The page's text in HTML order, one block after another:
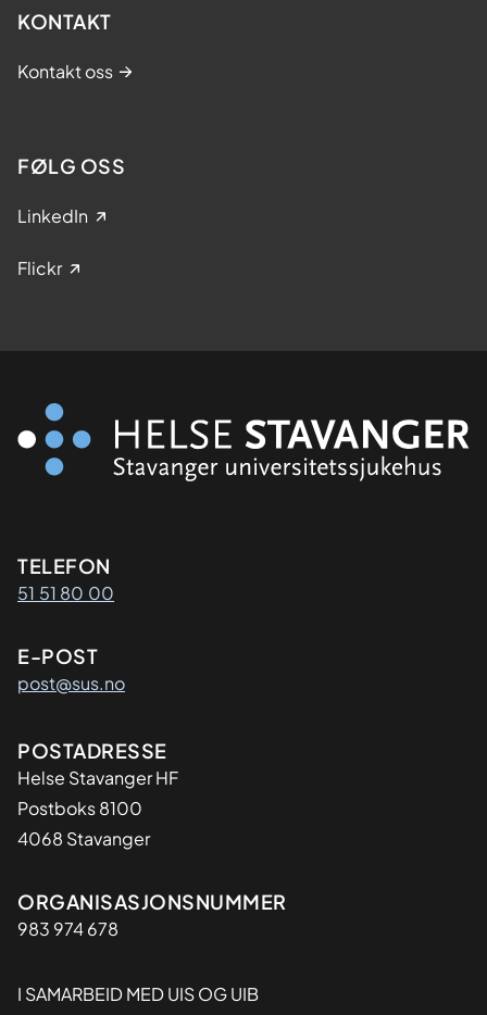
KONTAKT
Kontakt oss
FØLG OSS
LinkedIn
Flickr
Kontaktinformasjon
TELEFON
51 51 80 00
E-POST
post@sus.no
Adresse
POSTADRESSE
Helse Stavanger HF
Postboks 8100
4068 Stavanger
Organisasjon
ORGANISASJONSNUMMER
983 974 678
I SAMARBEID MED UIS OG UIB